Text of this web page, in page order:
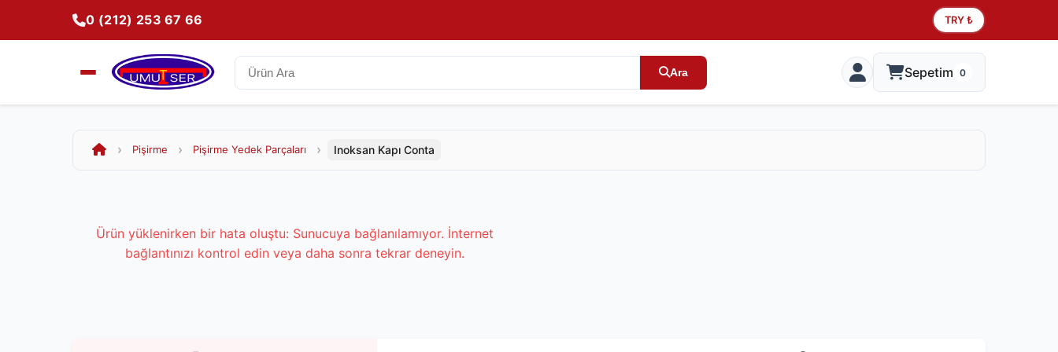
0 (212) 253 67 66 TRY ₺
Ara Sepetim 0
Pişirme Pişirme Yedek Parçaları Inoksan Kapı Conta
Ürün yüklenirken bir hata oluştu: Sunucuya bağlanılamıyor. İnternet
bağlantınızı kontrol edin veya daha sonra tekrar deneyin.